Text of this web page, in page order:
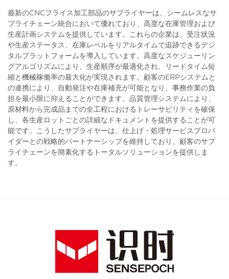
最新のCNCフライス加工部品のサプライヤーは、シームレスなサ
プライチェーン統合において優れており、高度な在庫管理および
生産計画システムを提供しています。これらの企業は、受注状況
や生産ステータス、在庫レベルをリアルタイムで追跡できるデジ
タルプラットフォームを導入しています。高度なスケジューリン
グアルゴリズムにより、生産順序が最適化され、リードタイム短
縮と機械稼働率の最大化が実現されます。顧客のERPシステムと
の連携により、自動発注や在庫補充が可能となり、事務作業の負
担を最小限に抑えることができます。品質管理システムにより、
原材料から完成品までの全工程におけるトレーサビリティを確保
し、各生産ロットごとの詳細なドキュメントを提供することが可
能です。こうしたサプライヤーは、仕上げ・処理サービスプロバ
イダーとの戦略的パートナーシップを維持しており、顧客のサプ
ライチェーンを簡素化するトータルソリューションを提供しま
す。